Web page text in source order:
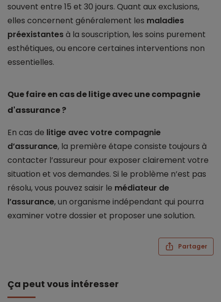
souvent entre 15 et 30 jours. Quant aux exclusions,
elles concernent généralement les maladies
préexistantesà la souscription, les soins purement
esthétiques, ou encore certaines interventions non
essentielles.
Que faire en cas de litige avec une compagnie
d'assurance ?
En cas de litige avec votre compagnie
d’assurance, la première étape consiste toujours à
contacter l’assureur pour exposer clairement votre
situation et vos demandes. Si le problème n’est pas
résolu, vous pouvez saisir le médiateur de
l’assurance, un organisme indépendant qui pourra
examiner votre dossier et proposer une solution.
Partager
Ça peut vous intéresser